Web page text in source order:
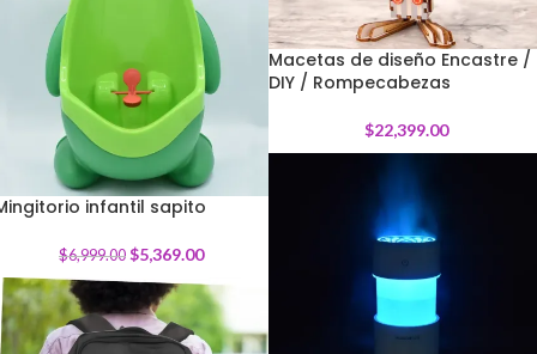
Macetas de diseño Encastre /
DIY / Rompecabezas
$22,399.00
infantil sapito
$6,999.00 $5,369.00